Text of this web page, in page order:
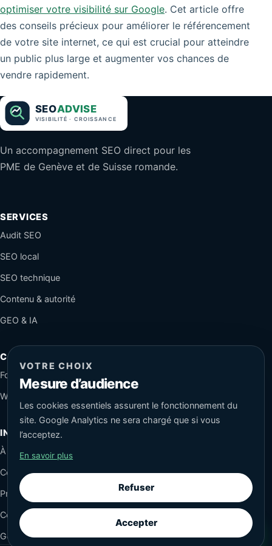
optimiser votre visibilité sur Google. Cet article offre
des conseils précieux pour améliorer le référencement
de votre site internet, ce qui est crucial pour atteindre
un public plus large et augmenter vos chances de
vendre rapidement.
Un accompagnement SEO direct pour les
PME de Genève et de Suisse romande.
SERVICES
Audit SEO
SEO local
SEO technique
Contenu & autorité
GEO & IA
CONTACT
Formulaire sécurisé
WhatsApp
INFORMATIONS
À propos
Conseils SEO
Protection des données
Cookies
Gérer mes cookies
VOTRE CHOIX
Mesure d’audience
Les cookies essentiels assurent le fonctionnement du
site. Google Analytics ne sera chargé que si vous
l’acceptez.
En savoir plus
Refuser
Accepter